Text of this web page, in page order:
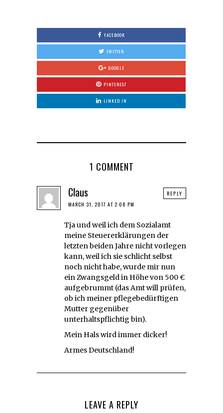
FACEBOOK
TWITTER
GOOGLE
PINTEREST
LINKED IN
1 COMMENT
Claus
MARCH 31, 2017 AT 2:08 PM
Tja und weil ich dem Sozialamt
meine Steuererklärungen der
letzten beiden Jahre nicht vorlegen
kann, weil ich sie schlicht selbst
noch nicht habe, wurde mir nun
ein Zwangsgeld in Höhe von 500 €
aufgebrummt (das Amt will prüfen,
ob ich meiner pflegebedürftigen
Mutter gegenüber
unterhaltspflichtig bin).
Mein Hals wird immer dicker!
Armes Deutschland!
REPLY
LEAVE A REPLY